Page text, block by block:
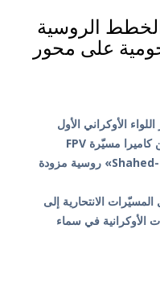
الخطط الروسية
على محور
الأوكراني الأول
المنفصل باسم إيفان بوغون، مشاهد من كاميرا مسيّرة FPV
اعتراضية، قالت إنها تظهر طائرة «Shahed-136» روسية مزودة
الانتحارية إلى
الأوكرانية في سماء